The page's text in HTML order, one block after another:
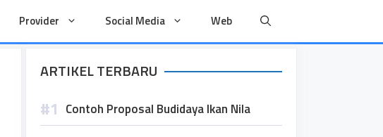
Provider Social Media Web
ARTIKEL TERBARU
Contoh Proposal Budidaya Ikan Nila